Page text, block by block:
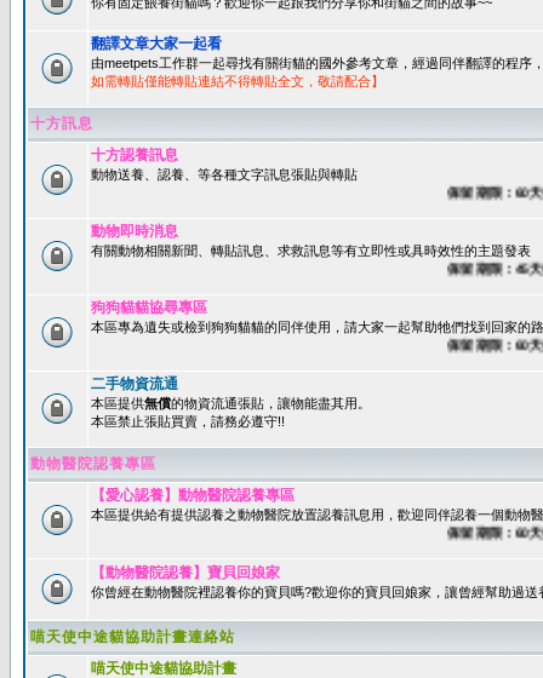
翻譯文章大家一起看
由meetpets工作群一起尋找有關街貓的國外參考文章，經過同伴翻譯的程序
如需轉貼僅能轉貼連結不得轉貼全文，敬請配合】
十方訊息
十方認養訊息
動物送養、認養、等各種文字訊息張貼與轉貼
保留期限：60天後
動物即時消息
有關動物相關新聞、轉貼訊息、求救訊息等有立即性或具時效性的主題發表
保留期限：45天後
狗狗貓貓協尋專區
本區專為遺失或檢到狗狗貓貓的同伴使用，請大家一起幫助牠們找到回家的
保留期限：60天後
二手物資流通
本區提供無償的物資流通張貼，讓物能盡其用。
本區禁止張貼買賣，請務必遵守!!
動物醫院認養專區
【愛心認養】動物醫院認養專區
本區提供給有提供認養之動物醫院放置認養訊息用，歡迎同伴認養一個動物
保留期限：60天後
【動物醫院認養】寶貝回娘家
你曾經在動物醫院裡認養你的寶貝嗎?歡迎你的寶貝回娘家，讓曾經幫助過
喵天使中途貓協助計畫連絡站
喵天使中途貓協助計畫